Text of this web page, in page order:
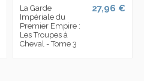
La Garde
Impériale du
Premier Empire :
Les Troupes à
Cheval - Tome 3
27,96 €